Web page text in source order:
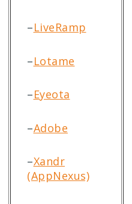
–LiveRamp
–Lotame
–Eyeota
–Adobe
–Xandr
(AppNexus)